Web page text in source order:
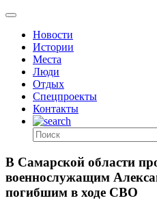
Новости
Истории
Места
Люди
Отдых
Спецпроекты
Контакты
В Самарской области
военнослужащим
погибшим в ходе СВО